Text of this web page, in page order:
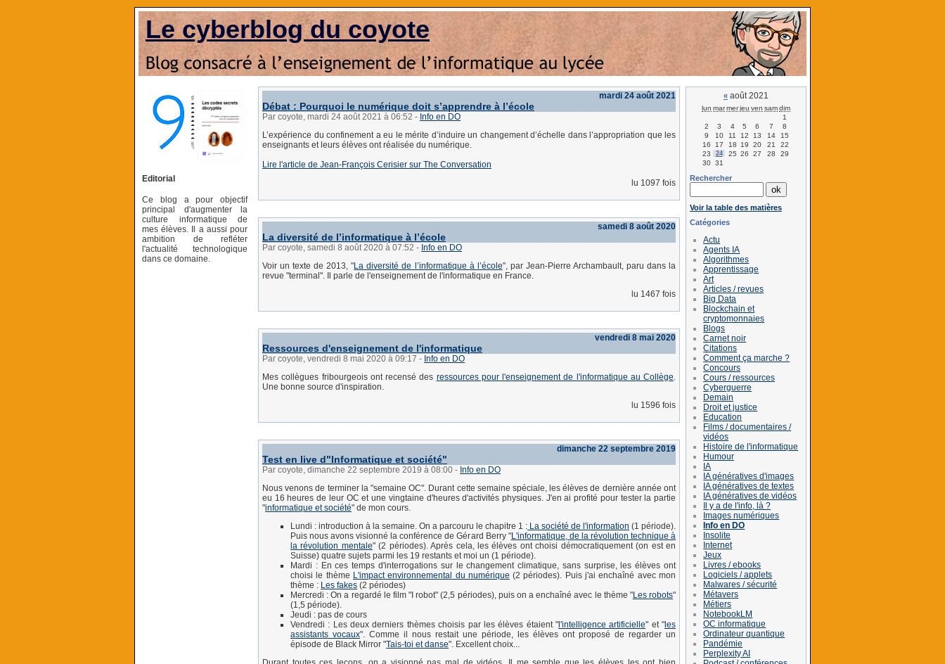
Le cyberblog du coyote
Editorial
Ce blog a pour objectif
principal d'augmenter la
culture informatique de
mes élèves. Il a aussi pour
ambition de refléter
l'actualité technologique
dans ce domaine.
mardi 24 août 2021
Débat : Pourquoi le numérique doit s’apprendre à l’école
Par coyote, mardi 24 août 2021 à 06:52 - Info en DO
L’expérience du confinement a eu le mérite d’induire un changement d’échelle dans l’appropriation que les
enseignants et leurs élèves ont réalisée du numérique.
Lire l'article de Jean-François Cerisier sur The Conversation
lu 1097 fois
samedi 8 août 2020
La diversité de l’informatique à l’école
Par coyote, samedi 8 août 2020 à 07:52 - Info en DO
Voir un texte de 2013, "La diversité de l’informatique à l’école", par Jean-Pierre Archambault, paru dans la
revue "terminal". Il parle de l'enseignement de l'informatique en France.
lu 1467 fois
vendredi 8 mai 2020
Ressources d'enseignement de l'informatique
Par coyote, vendredi 8 mai 2020 à 09:17 - Info en DO
Mes collègues fribourgeois ont recensé des ressources pour l'enseignement de l'informatique au Collège.
Une bonne source d'inspiration.
lu 1596 fois
dimanche 22 septembre 2019
Test en live d"Informatique et société"
Par coyote, dimanche 22 septembre 2019 à 08:00 - Info en DO
Nous venons de terminer la "semaine OC". Durant cette semaine spéciale, les élèves de dernière année ont
eu 16 heures de leur OC et une vingtaine d'heures d'activités physiques. J'en ai profité pour tester la partie
"informatique et société" de mon cours.
Lundi : introduction à la semaine. On a parcouru le chapitre 1 : La société de l'information (1 période).
Puis nous avons visionné la conférence de Gérard Berry "L'informatique, de la révolution technique à
la révolution mentale" (2 périodes). Après cela, les élèves ont choisi démocratiquement (on est en
Suisse) quatre sujets parmi les 19 restants et moi un (1 période).
Mardi : En ces temps d'interrogations sur le changement climatique, sans surprise, les élèves ont
choisi le thème L'impact environnemental du numérique (2 périodes). Puis j'ai enchaîné avec mon
thème : Les fakes (2 périodes)
Mercredi : On a regardé le film "I robot" (2,5 périodes), puis on a enchaîné avec le thème "Les robots"
(1,5 période).
Jeudi : pas de cours
Vendredi : Les deux derniers thèmes choisis par les élèves étaient "l'intelligence artificielle" et " les
assistants vocaux". Comme il nous restait une période, les élèves ont proposé de regarder un
épisode de Black Mirror "Tais-toi et danse". Excellent choix...
« août 2021
lun marmerjeu ven samdim
1
2
3 4 5 6 7
8
9
10 11 12 13 14
15
16
17 18 19 20 21
22
23
24 25 26 27 28
29
30 31
Rechercher
Voir la table des matières
Catégories
Actu
Agents IA
Algorithmes
Apprentissage
Art
Articles / revues
Big Data
Blockchain et
cryptomonnaies
Blogs
Carnet noir
Citations
Comment ça marche ?
Concours
Cours / ressources
Cyberguerre
Demain
Droit et justice
Education
Films / documentaires /
vidéos
Histoire de l'informatique
Humour
IA
IA génératives d'images
IA génératives de textes
IA génératives de vidéos
Il y a de l'info, là ?
Images numériques
Info en DO
Insolite
Internet
Jeux
Livres / ebooks
Logiciels / applets
Malwares / sécurité
Métavers
Métiers
NotebookLM
OC informatique
Ordinateur quantique
Pandémie
Perplexity AI